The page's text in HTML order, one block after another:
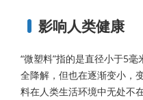
影响人类健康
“微塑料”指的是直径小于5
全降解，但也在逐渐变小，
料在人类生活环境中无处不